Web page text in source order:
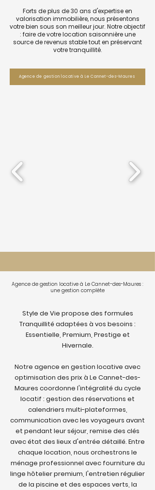
Forts de plus de 30 ans d'expertise en
valorisation immobilière, nous présentons
votre bien sous son meilleur jour. Notre objectif
: faire de votre location saisonnière une
source de revenus stable tout en préservant
votre tranquillité.
Agence de gestion locative à Le Cannet-des-Maures
Agence de gestion locative à Le Cannet-des-Maures :
une gestion complète
Style de Vie propose des formules
Tranquillité adaptées à vos besoins :
Essentielle, Premium, Prestige et
Hivernale.
Notre agence en gestion locative avec
optimisation des prix à Le Cannet-des-
Maures coordonne l'intégralité du cycle
locatif : gestion des réservations et
calendriers multi-plateformes,
communication avec les voyageurs avant
et pendant leur séjour, remise des clés
avec état des lieux d'entrée détaillé. Entre
chaque location, nous orchestrons le
ménage professionnel avec fourniture du
linge hôtelier premium, l'entretien régulier
de la piscine et des espaces verts, la